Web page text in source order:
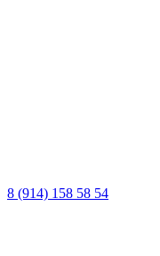
8 (914) 158 58 54